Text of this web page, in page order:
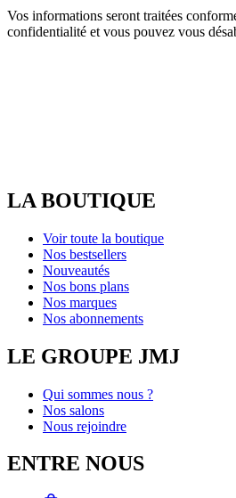
Vos informations seront traitées
confidentialité et vous pouvez vous
LA BOUTIQUE
Voir toute la boutique
Nos bestsellers
Nouveautés
Nos bons plans
Nos marques
Nos abonnements
LE GROUPE JMJ
Qui sommes nous ?
Nos salons
Nous rejoindre
ENTRE NOUS